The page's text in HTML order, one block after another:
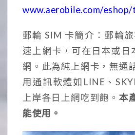
www.aerobile.com/
郵輪 SIM 卡簡介：郵輪
速上網卡，可在日本或日
網。此為純上網卡，無通
用通訊軟體如LINE、
上岸各日上網吃到飽。 本
能使用。